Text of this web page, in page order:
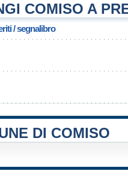
COMISO A
/ segnalibro
DI COMISO